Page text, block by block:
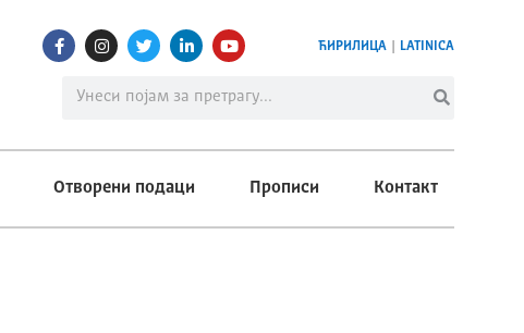
ЋИРИЛИЦА LATINICA
Отворени подаци Прописи Контакт